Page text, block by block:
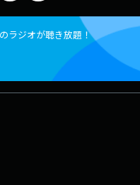
ラジオが聴き放題！